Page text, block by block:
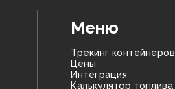
Меню
Трекинг контейнеров
Цены
Интеграция
Калькулятор топлива